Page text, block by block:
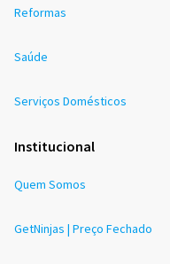
Reformas
Saúde
Serviços Domésticos
Institucional
Quem Somos
GetNinjas | Preço Fechado